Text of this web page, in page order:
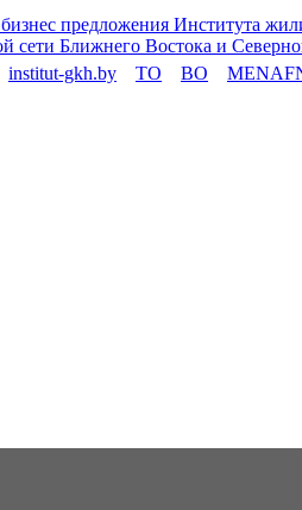
бизнес предложения Института
сети Ближнего Востока и
institut-gkh.by TO BO